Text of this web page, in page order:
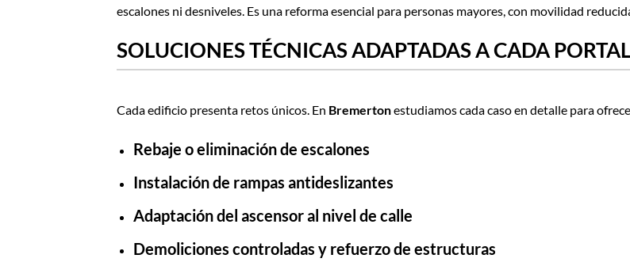
escalones ni desniveles. Es una reforma esencial para personas mayores, con movilidad
SOLUCIONES TÉCNICAS ADAPTADAS A CADA PORTAL
Cada edificio presenta retos únicos. En Bremertonestudiamos cada caso en detalle para
Rebaje o eliminación de escalones
Instalación de rampas antideslizantes
Adaptación del ascensor al nivel de calle
Demoliciones controladas y refuerzo de estructuras